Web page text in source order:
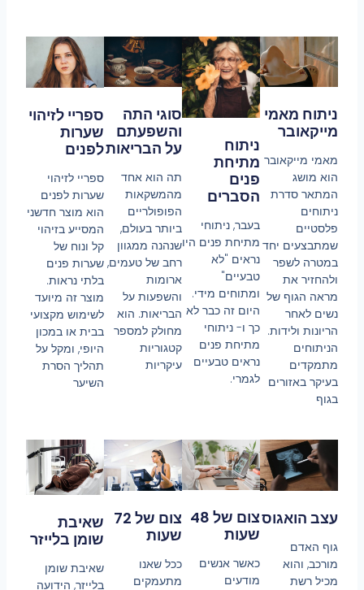
ניתוח מאמי
מייקאובר
מאמי מייקאובר
הוא מושג
המתאר סדרת
ניתוחים
פלסטיים
שמתבצעים יחד
במטרה לשפר
ולהחזיר את
מראה הגוף של
נשים לאחר
הריונות ולידות.
הניתוחים
מתמקדים
בעיקר באזורים
בגוף
ניתוח
מתיחת
פנים
הסברים
בעבר, ניתוחי
מתיחת פנים היו
נראים "לא
טבעיים"
ומתוחים מידי.
היום זה כבר לא
כך ו- ניתוחי
מתיחת פנים
נראים טבעיים
לגמרי.
סוגי התה
והשפעתם
על הבריאות
תה הוא אחד
מהמשקאות
הפופולריים
ביותר בעולם,
שנהנה ממגוון
רחב של טעמים,
ארומות
והשפעות על
הבריאות. הוא
מחולק למספר
קטגוריות
עיקריות
ספריי לזיהוי
שערות
לפנים
ספריי לזיהוי
שערות לפנים
הוא מוצר חדשני
המסייע בזיהוי
קל ונוח של
שערות פנים
בלתי נראות.
מוצר זה מיועד
לשימוש מקצועי
בבית או במכון
היופי, ומקל על
תהליך הסרת
השיער
עצב הואגוס
גוף האדם
מורכב, והוא
מכיל רשת
צום של 48
שעות
כאשר אנשים
מודעים
צום של 72
שעות
ככל שאנו
מתעמקים
שאיבת
שומן בלייזר
שאיבת שומן
בלייזר, הידועה